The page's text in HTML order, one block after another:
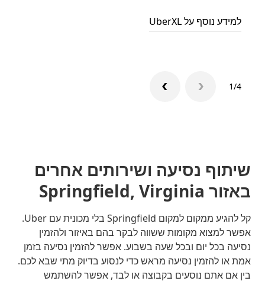
למידע נוסף על UberXL
1/4
שיתוף נסיעה ושירותים אחרים
באזור Springfield, Virginia
קל להגיע ממקום למקום Springfield בלי מכונית עם Uber.
אפשר למצוא מקומות ששווה לבקר בהם באיזור ולהזמין
נסיעה בכל יום ובכל שעה בשבוע. אפשר להזמין נסיעה בזמן
אמת או להזמין נסיעה מראש כדי לנסוע בדיוק מתי שבא לכם.
בין אם אתם נוסעים בקבוצה או לבד, אפשר להשתמש